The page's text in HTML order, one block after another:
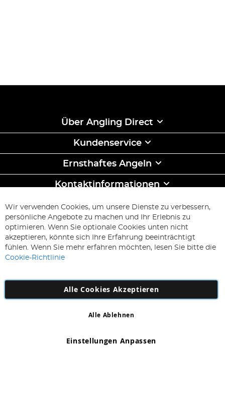
Über Angling Direct
Kundenservice
Ernsthaftes Angeln
Kontaktinformationen
ABONNIEREN & SPAREN
Melden
Sie
unseren
Newsletter
Abonnieren
Firmennummer: 863029607
Wir verwenden Cookies, um unsere Dienste zu verbessern,
persönliche Angebote zu machen und Ihr Erlebnis zu
optimieren. Wenn Sie optionale Cookies unten nicht
akzeptieren, könnte sich Ihre Erfahrung beeinträchtigt
fühlen. Wenn Sie mehr erfahren möchten, lesen Sie bitte die
Cookie-Richtlinie
Alle Cookies Akzeptieren
Einstellungen Anpassen
Alle Ablehnen